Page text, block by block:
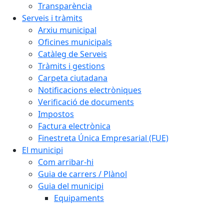
Transparència
Serveis i tràmits
Arxiu municipal
Oficines municipals
Catàleg de Serveis
Tràmits i gestions
Carpeta ciutadana
Notificacions electròniques
Verificació de documents
Impostos
Factura electrònica
Finestreta Única Empresarial (FUE)
El municipi
Com arribar-hi
Guia de carrers / Plànol
Guia del municipi
Equipaments